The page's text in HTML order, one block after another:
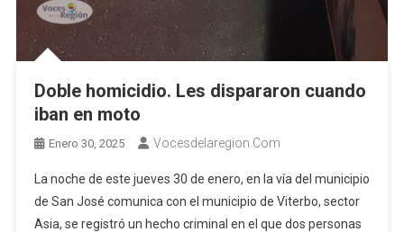
Doble homicidio. Les dispararon cuando
iban en moto
Enero 30, 2025 Vocesdelaregion.com
La noche de este jueves 30 de enero, en la vía del municipio
de San José comunica con el municipio de Viterbo, sector
Asia, se registró un hecho criminal en el que dos personas